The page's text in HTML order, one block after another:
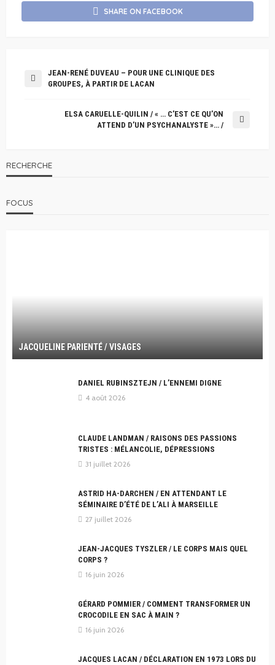
SHARE ON FACEBOOK
JEAN-RENÉ DUVEAU – POUR UNE CLINIQUE DES
GROUPES, À PARTIR DE LACAN
ELSA CARUELLE-QUILIN / « … C’EST CE QU’ON
ATTEND D’UN PSYCHANALYSTE »… /
RECHERCHE
FOCUS
JACQUELINE PARIENTÉ / VISAGES
DANIEL RUBINSZTEJN / L’ENNEMI DIGNE
4 août 2026
CLAUDE LANDMAN / RAISONS DES PASSIONS
TRISTES : MÉLANCOLIE, DÉPRESSIONS
31 juillet 2026
ASTRID HA-DARCHEN / EN ATTENDANT LE
SÉMINAIRE D’ÉTÉ DE L’ALI À MARSEILLE
27 juillet 2026
JEAN-JACQUES TYSZLER / LE CORPS MAIS QUEL
CORPS ?
16 juin 2026
GÉRARD POMMIER / COMMENT TRANSFORMER UN
CROCODILE EN SAC À MAIN ?
16 juin 2026
JACQUES LACAN / DÉCLARATION EN 1973 LORS DU